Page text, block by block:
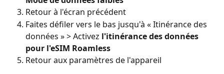
Retour à l'écran précédent
Faites défiler vers le bas jusqu'à « Itinérance des
données » > Activez l'itinérance des données
pour l'eSIM Roamless
Retour aux paramètres de l'appareil